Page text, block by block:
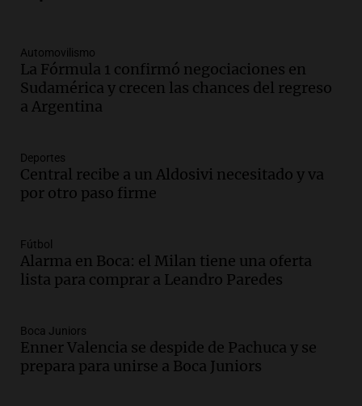
Panorama Federal
Episodios
Audio.Docentes de Jujuy enfrentan
descuentos de hasta 700.000 pesos en
sus salarios, denuncian desde el
Panorama Federal
Episodios
Audio.La justicia reconoce el COVID
como enfermedad laboral tras caso de
Panorama Federal
Episodios
Audio.Trágico siniestro vial en Salta:
Panorama Federal
Episodios
Audio.
La justicia reconoce el COVID
Automovilismo
La Fórmula 1 confirmó negociaciones en
Sudamérica y crecen las chances del regreso
a Argentina
Deportes
Central recibe a un Aldosivi necesitado y va
por otro paso firme
Fútbol
Alarma en Boca: el Milan tiene una oferta
lista para comprar a Leandro Paredes
Boca Juniors
Enner Valencia se despide de Pachuca y se
prepara para unirse a Boca Juniors